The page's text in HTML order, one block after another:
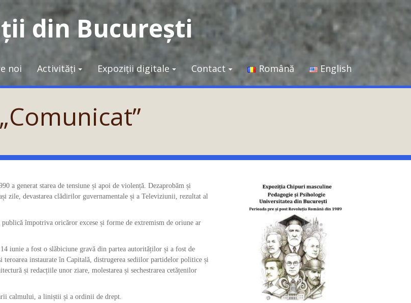
din București
noi Activități Expoziții digitale Contact Română English
„Comunicat”
a generat starea de tensiune și apoi de violență. Dezaprobăm și
zile, devastarea clădirilor guvernamentale și a Televiziunii, rezultat al
împotriva oricăror excese și forme de extremism de oriune ar
iunie a fost o slăbiciune gravă din partea autorităților și a fost de
instaurate în Capitală, distrugerea sediilor partidelor politice și
și redacțiile unor ziare, molestarea și sechestrarea cetățenilor
calmului, a liniștii și a ordinii de drept.